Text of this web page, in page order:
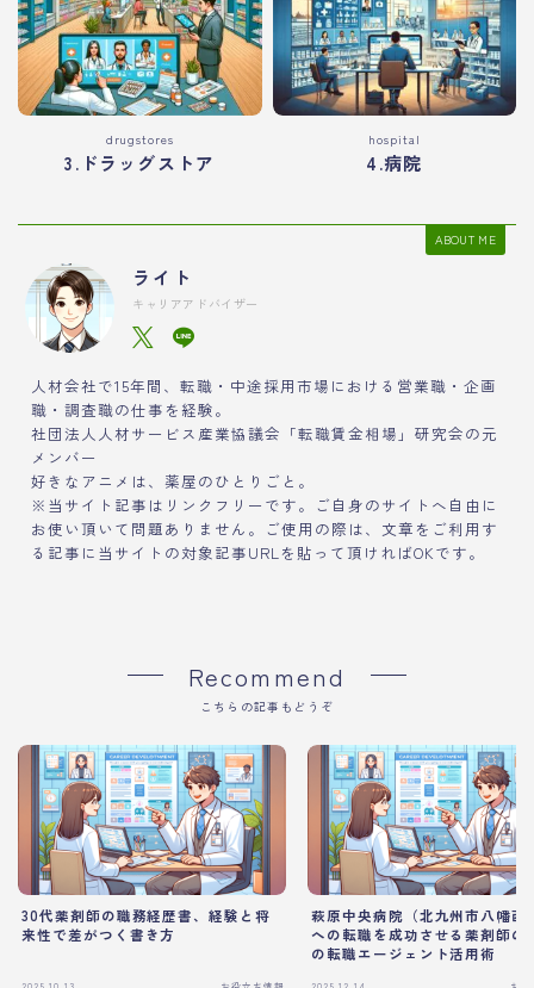
drugstores
3.ドラッグストア
hospital
4.病院
ABOUT ME
ライト
キャリアアドバイザー
人材会社で15年間、転職・中途採用市場における営業職・企画
職・調査職の仕事を経験。
社団法人人材サービス産業協議会「転職賃金相場」研究会の元
メンバー
好きなアニメは、薬屋のひとりごと。
※当サイト記事はリンクフリーです。ご自身のサイトへ自由に
お使い頂いて問題ありません。ご使用の際は、文章をご利用す
る記事に当サイトの対象記事URLを貼って頂ければOKです。
Recommend
こちらの記事もどうぞ
30代薬剤師の職務経歴書、経験と将
来性で差がつく書き方
萩原中央病院（北九州市八幡西
への転職を成功させる薬剤師の
の転職エージェント活用術